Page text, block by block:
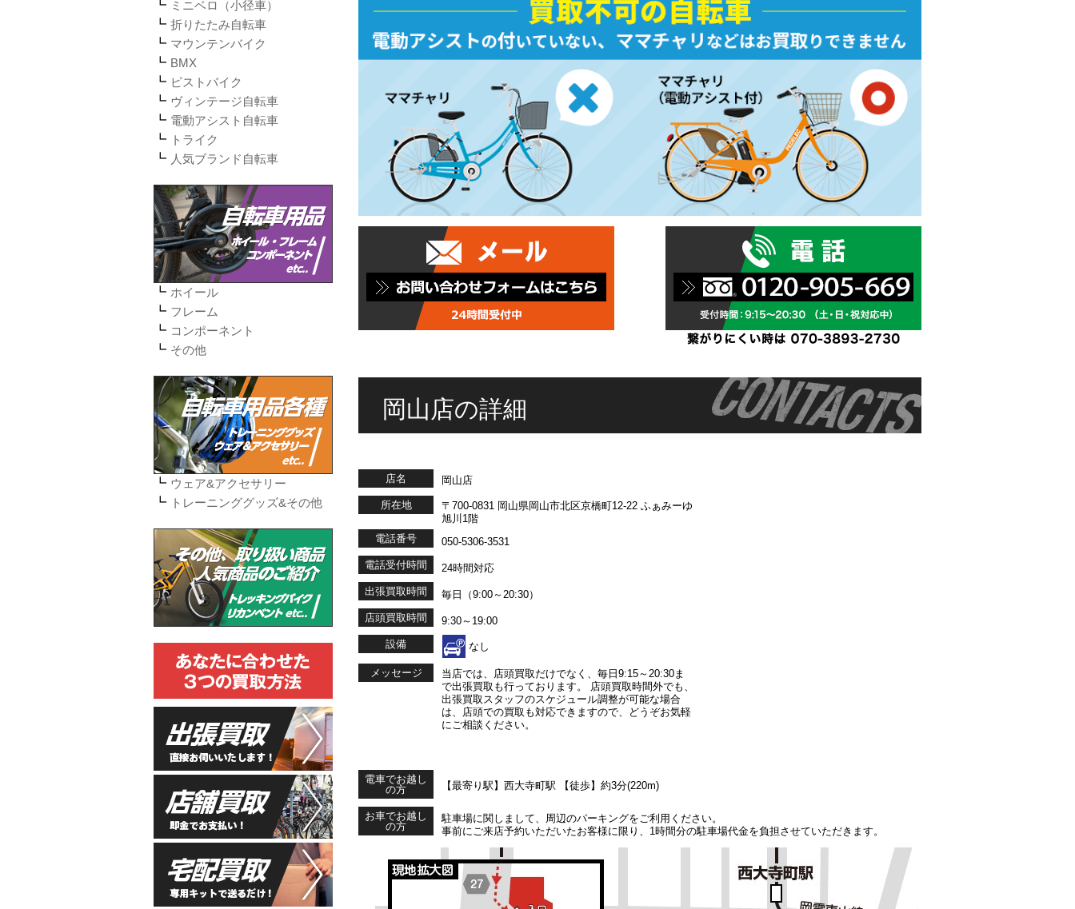
岡山店の詳細
店名 岡山店
所在地
〒700-0831 岡山県岡山市北区京橋町12-22 ふぁみーゆ
旭川1階
電話番号
050-5306-3531
電話受付時間
24時間対応
出張買取時間
毎日（9:00～20:30）
店頭買取時間
9:30～19:00
設備
なし
メッセージ
当店では、店頭買取だけでなく、毎日9:15～20:30ま
で出張買取も行っております。 店頭買取時間外でも、
出張買取スタッフのスケジュール調整が可能な場合
は、店頭での買取も対応できますので、どうぞお気軽
にご相談ください。
電車でお越し
の方
【最寄り駅】西大寺町駅 【徒歩】約3分(220m)
お車でお越し
の方
駐車場に関しまして、周辺のパーキングをご利用ください。
事前にご来店予約いただいたお客様に限り、1時間分の駐車場代金を負担させていただきます。
ミニベロ（小径車）
折りたたみ自転車
マウンテンバイク
BMX
ピストバイク
ヴィンテージ自転車
電動アシスト自転車
トライク
人気ブランド自転車
ホイール
フレーム
コンポーネント
その他
ウェア&アクセサリー
トレーニンググッズ&その他